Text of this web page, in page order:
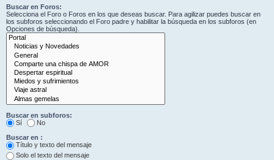
Buscar en Foros:
Selecciona el Foro o Foros en los que deseas buscar. Para agilizar puedes buscar en
los subforos seleccionando el Foro padre y habilitar la búsqueda en los subforos (en
Opciones de búsqueda).
Buscar en subforos:
Sí
No
Buscar en :
Título y texto del mensaje
Solo el texto del mensaje